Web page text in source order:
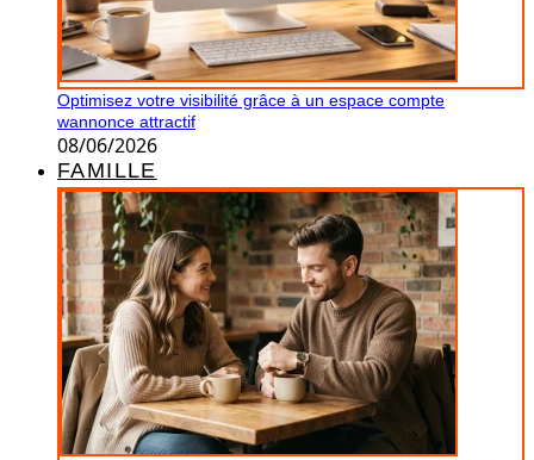
Optimisez votre visibilité grâce à un espace compte
wannonce attractif
08/06/2026
FAMILLE